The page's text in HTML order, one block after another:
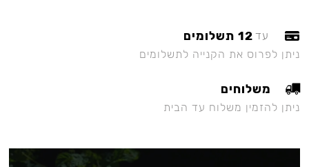
עד 12 תשלומים
ניתן לפרוס את הקנייה לתשלומים
משלוחים
ניתן להזמין משלוח עד הבית